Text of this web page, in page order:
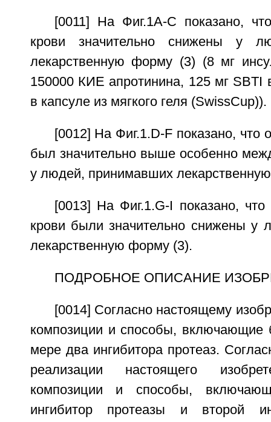
[0011] На Фиг.1A-C показано,
крови значительно снижены у
лекарственную форму (3) (8 мг
150000 КИЕ апротинина, 125 мг
в капсуле из мягкого геля (SwissCup)).
[0012] На Фиг.1.D-F показано, что
был значительно выше особенно
у людей, принимавших
[0013] На Фиг.1.G-I показано,
крови были значительно снижены у
лекарственную форму (3).
ПОДРОБНОЕ ОПИСАНИЕ
[0014] Согласно настоящему
композиции и способы, включающие
мере два ингибитора протеаз.
реализации настоящего
композиции и способы,
ингибитор протеазы и второй